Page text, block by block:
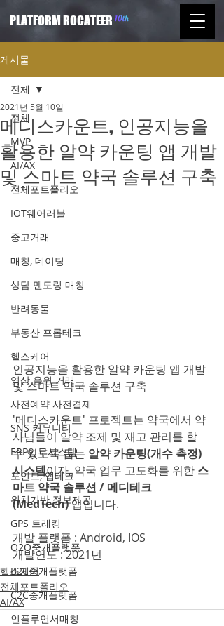
PLATFORM ROCATEER
게시물
전체
MVP
AI/AX
전체포트폴리오
IOT웨어러블
중고거래
매칭, 데이팅
상담 멘토링 매칭
반려동물
부동산 프롭테크
헬스케어
영상 음원 거래
사전예약 사전결제
SNS 커뮤니티
ERP업무시스템
포인트, 앱테크
위치기반 정보제공
GPS 트래킹
O2O중개플랫폼
B2C중개플랫폼
C2C중개플랫폼
인플루언서매칭
전체
메디스카운트, 인공지능을
활용한 알약 카운팅 앱 개발
및 스마트 약국 솔루션 구축
2021년 5월 10일
인공지능을 활용한 알약 카운팅 앱 개발
및 스마트 약국 솔루션 구축
'메디스카운트' 프로젝트는 약국에서 약
사님들이 알약 조제 및 재고 관리를 할
수 있도록 돕는 알약 카운팅(개수 측정)
시스템이자, 약국 업무 고도화를 위한 스
마트 약국 솔루션 / 메디테크
(MedTech) 앱입니다.
개발 플랫폼 : Android, IOS
개발연도 : 2021년
헬스케어
전체포트폴리오
AI/AX